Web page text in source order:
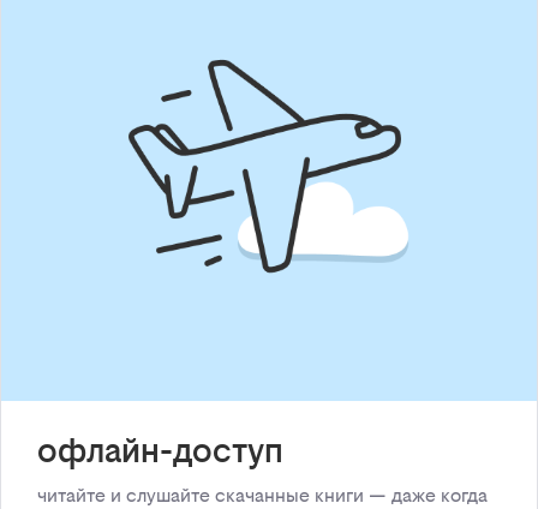
офлайн-доступ
читайте и слушайте скачанные книги — даже когда